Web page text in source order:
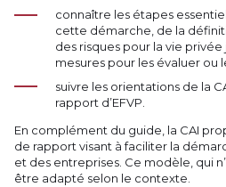
connaître les étapes
cette démarche, de la
des risques pour la vie privée
mesures pour les évaluer ou
suivre les orientations de la
rapport d’EFVP.
En complément du guide, la CAI
de rapport visant à faciliter la
et des entreprises. Ce modèle, qui
être adapté selon le contexte.